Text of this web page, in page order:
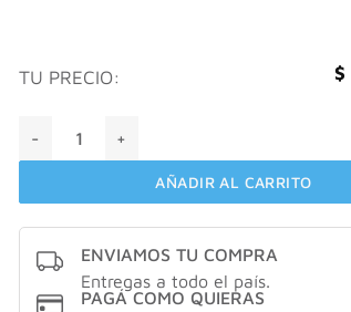
TU PRECIO: $
AÑADIR AL CARRITO
ENVIAMOS TU COMPRA
Entregas a todo el país.
PAGÁ COMO QUIERAS